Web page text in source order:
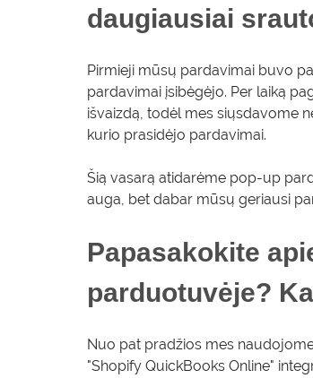
daugiausiai
Pirmieji mūsų pardavimai buvo
pardavimai įsibėgėjo. Per laiką
išvaizdą, todėl mes siųsdavome
kurio prasidėjo pardavimai.
Šią vasarą atidarėme pop-up
auga, bet dabar mūsų geriausi
Papasakokite
parduotuvėje?
Nuo pat pradžios mes
"Shopify QuickBooks Online"